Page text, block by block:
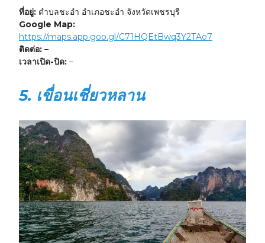
ที่อยู่: ตำบลชะอำ อำเภอชะอำ จังหวัดเพชรบุรี
Google Map:
https://maps.app.goo.gl/C71HQEtBwq3Y2TAo7
ติดต่อ: –
เวลาเปิด-ปิด: –
5. เขื่อนเชี่ยวหลาน